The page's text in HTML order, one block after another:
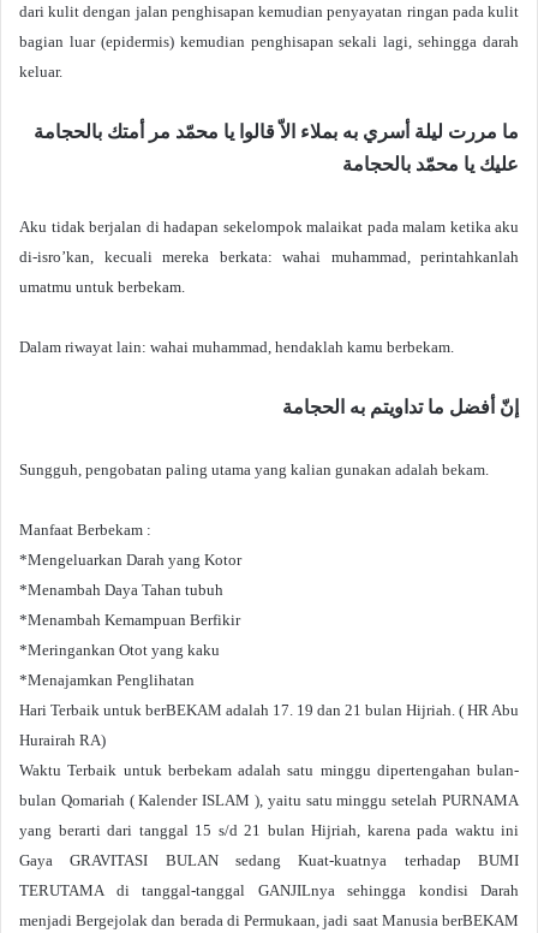
dari kulit dengan jalan penghisapan kemudian penyayatan ringan pada kulit
bagian luar (epidermis) kemudian penghisapan sekali lagi, sehingga darah
keluar.
ما مررت ليلة أسري به بملاء الاّ قالوا يا محمّد مر أمتك بالحجامة
عليك يا محمّد بالحجامة
Aku tidak berjalan di hadapan sekelompok malaikat pada malam ketika aku
di-isro’kan, kecuali mereka berkata: wahai muhammad, perintahkanlah
umatmu untuk berbekam.
Dalam riwayat lain: wahai muhammad, hendaklah kamu berbekam.
إنّ أفضل ما تداويتم به الحجامة
Sungguh, pengobatan paling utama yang kalian gunakan adalah bekam.
Manfaat Berbekam :
*Mengeluarkan Darah yang Kotor
*Menambah Daya Tahan tubuh
*Menambah Kemampuan Berfikir
*Meringankan Otot yang kaku
*Menajamkan Penglihatan
Hari Terbaik untuk berBEKAM adalah 17. 19 dan 21 bulan Hijriah. ( HR Abu
Hurairah RA)
Waktu Terbaik untuk berbekam adalah satu minggu dipertengahan bulan-
bulan Qomariah ( Kalender ISLAM ), yaitu satu minggu setelah PURNAMA
yang berarti dari tanggal 15 s/d 21 bulan Hijriah, karena pada waktu ini
Gaya GRAVITASI BULAN sedang Kuat-kuatnya terhadap BUMI
TERUTAMA di tanggal-tanggal GANJILnya sehingga kondisi Darah
menjadi Bergejolak dan berada di Permukaan, jadi saat Manusia berBEKAM